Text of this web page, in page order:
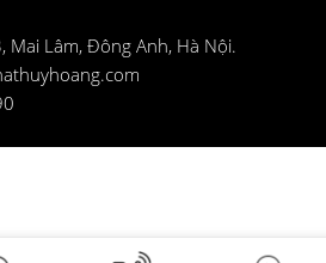
Mai Lâm, Đông Anh, Hà Nội.